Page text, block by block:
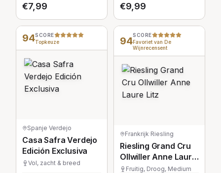
€7,99 €9,99
94SCORE
Topkeuze
Spanje·Verdejo
Casa Safra Verdejo
Edición Exclusiva
Vol, zacht & breed
94SCORE
Favoriet van De
Wijnrecensent
Frankrijk·Riesling
Riesling Grand Cru
Ollwiller Anne Laure
Litz
Fruitig, Droog, Medium